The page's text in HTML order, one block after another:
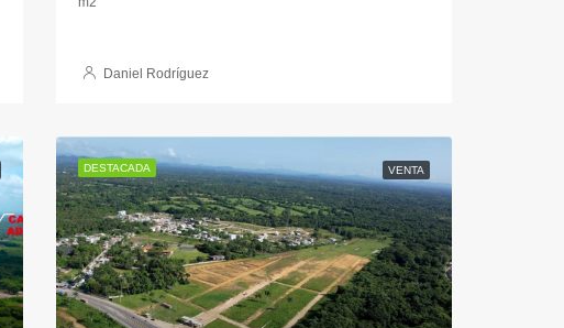
Daniel Rodríguez
DESTACADA VENTA